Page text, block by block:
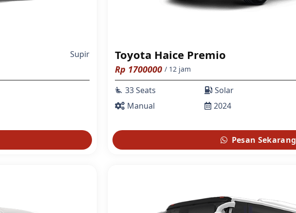
Supir Toyota Haice Premio
Rp 1700000 / 12 jam
airline_seat_recline_extra 33 Seats
Manual
Solar
2024
Pesan Sekarang